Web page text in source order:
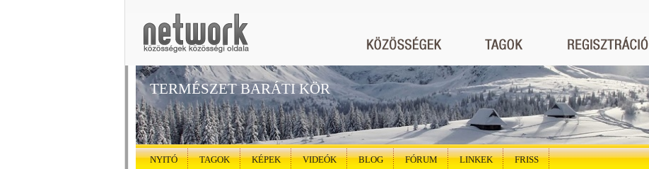
TERMÉSZET BARÁTI KÖR
NYITÓ TAGOK KÉPEK VIDEÓK BLOG FÓRUM LINKEK FRISS